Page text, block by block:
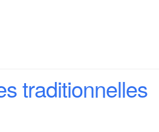
traditionnelles